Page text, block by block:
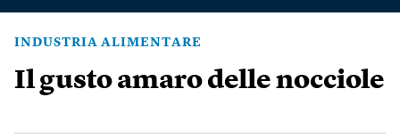
INDUSTRIA ALIMENTARE
Il gusto amaro delle nocciole